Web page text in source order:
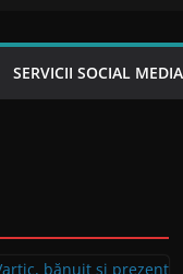
SERVICII SOCIAL